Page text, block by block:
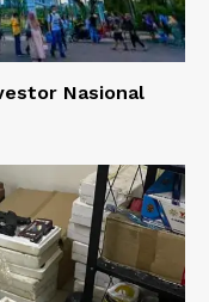
Nasional